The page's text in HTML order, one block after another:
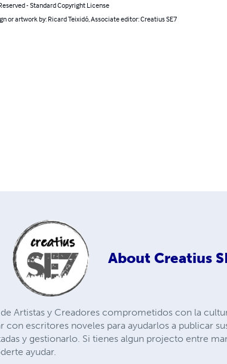
- Standard Copyright License
or artwork by: Ricard Teixidó, Associate editor: Creatius SE7
About Creatius
Artistas y Creadores comprometidos con la
con escritores noveles para ayudarlos a publicar
y gestionarlo. Si tienes algun projecto entre
ayudar.